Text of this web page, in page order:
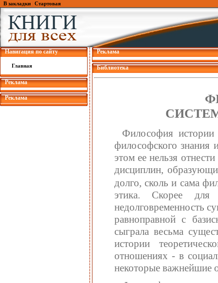
В закладки Стартовая
Навигация по сайту
Главная
Реклама
Реклама
Реклама
Библиотека
Философия истории
философского знания
этом ее нельзя
дисциплин,
долго, сколь и сама
этика. Скорее для
недолговременность
равноправной с
сыграла весьма
истории
отношениях - в
некоторые важнейшие